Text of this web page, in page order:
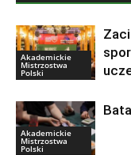
Akademickie
Mistrzostwa
Polski
Akademickie
Mistrzostwa
Polski